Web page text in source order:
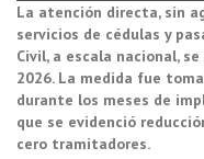
La atención directa, sin
servicios de cédulas y
Civil, a escala nacional,
2026. La medida fue
durante los meses de
que se evidenció
cero tramitadores.